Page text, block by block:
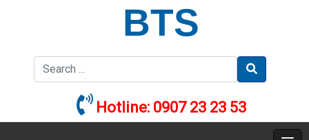
BTS
Hotline: 0907 23 23 53